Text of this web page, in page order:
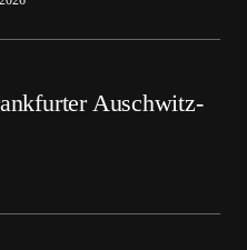
Auschwitz-